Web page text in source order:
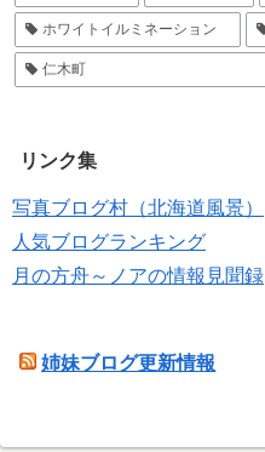
ホワイトイルミネーション
仁木町
リンク集
写真ブログ村（北海道風景）
人気ブログランキング
月の方舟～ノアの情報見聞録
姉妹ブログ更新情報